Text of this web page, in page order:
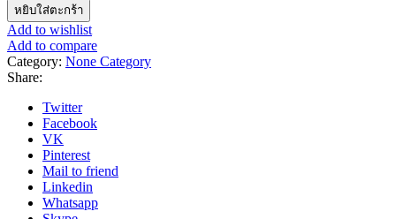
SH2084 Transistor
ชิ้น
หยิบใส่ตะกร้า
Add to wishlist
Add to compare
Category: None Category
Share:
Twitter
Facebook
VK
Pinterest
Mail to friend
Linkedin
Whatsapp